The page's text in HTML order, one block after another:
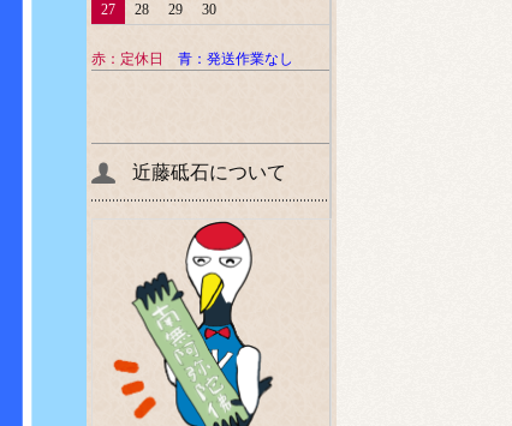
27
28 29 30
赤：定休日 青：発送作業なし
近藤砥石について